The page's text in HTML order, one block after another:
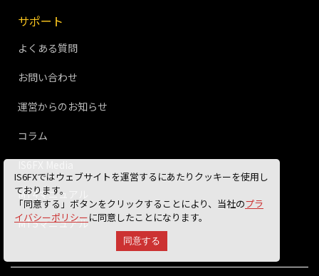
IS6FXではウェブサイトを運営するにあたりクッキーを使用し
ております。
「同意する」ボタンをクリックすることにより、当社のプラ
イバシーポリシーに同意したことになります。
同意する
サポート
よくある質問
お問い合わせ
運営からのお知らせ
コラム
MT4マニュアル
MT5マニュアル